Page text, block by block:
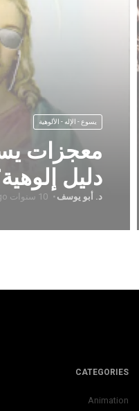
يسوع - الإله - الألوهية
معجزات
دليل
د. أبو يوسف 10 سنوات ago
CATEGORIES
Animation